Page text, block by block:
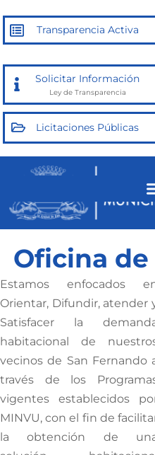
contenido
Transparencia Activa
Solicitar Información
Ley de Transparencia
Licitaciones Públicas
Oficina
Estamos enfocados
Orientar, Difundir, atender
Satisfacer la
habitacional de
vecinos de San Fernando
través de los
vigentes establecidos
MINVU, con el fin de
la obtención de